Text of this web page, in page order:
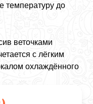
температуру до
веточками
с лёгким
охлаждённого